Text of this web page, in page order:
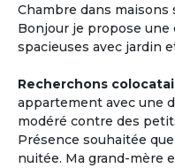
Chambre dans maisons
Bonjour je propose une
spacieuses avec jardin
Recherchons
appartement avec une
modéré contre des
Présence souhaitée
nuitée. Ma grand-mère